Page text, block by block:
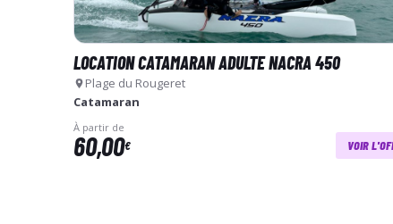
LOCATION CATAMARAN ADULTE NACRA 450
Plage du Rougeret
Catamaran
À partir de
60,00€ VOIR